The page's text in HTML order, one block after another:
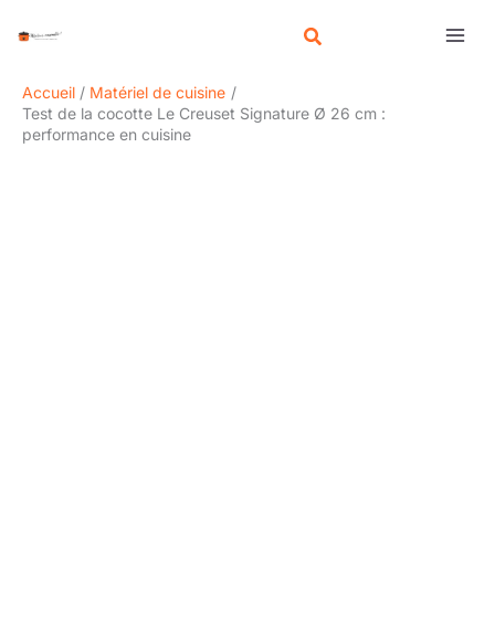
Accueil
Matériel de cuisine
Test de la cocotte Le Creuset Signature Ø 26 cm :
performance en cuisine
e
h
e